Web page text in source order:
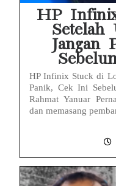
HP
Setelah
Jangan
HP Infinix Stuck di
Panik, Cek Ini
Rahmat Yanuar
dan memasang